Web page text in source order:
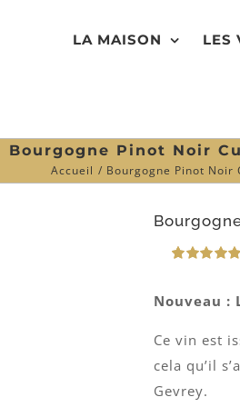
LA MAISON LES
Bourgogne Pinot Noir
Accueil Bourgogne Pinot Noir
sur
Nouveau :
Ce vin est
cela qu’il
Gevrey.